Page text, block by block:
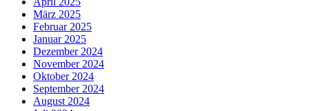
März 2025
Februar 2025
Januar 2025
Dezember 2024
November 2024
Oktober 2024
September 2024
August 2024